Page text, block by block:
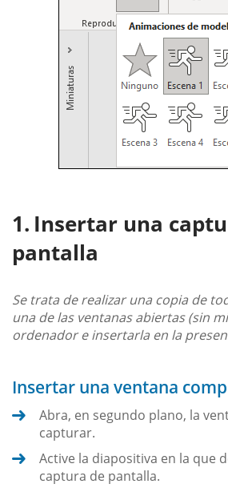
Insertar una
pantalla
Se trata de realizar una copia de
una de las ventanas abiertas (sin
ordenador e insertarla en la
Insertar una ventana
Abra, en segundo plano, la
capturar.
Active la diapositiva en la que
captura de pantalla.